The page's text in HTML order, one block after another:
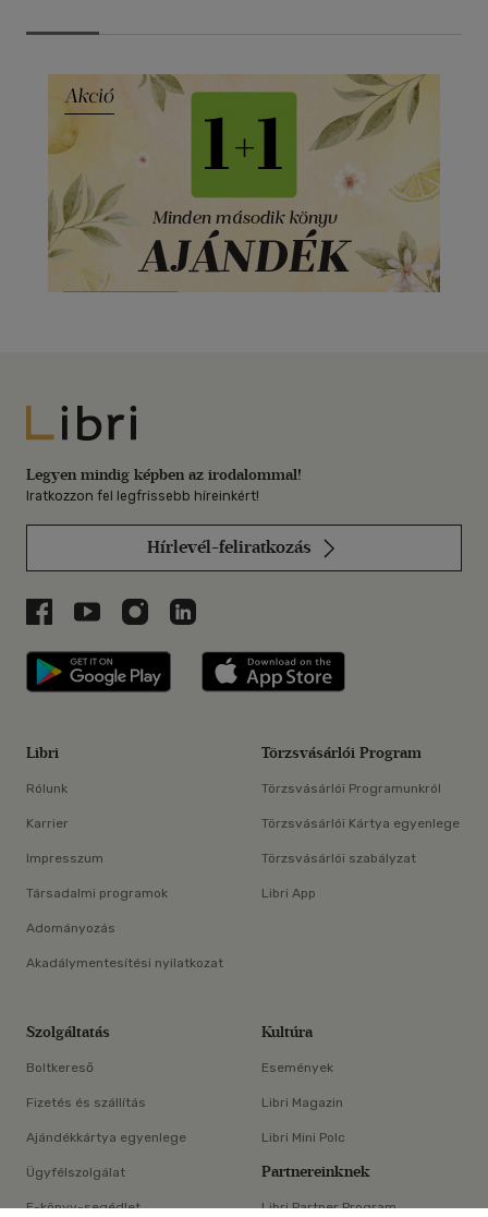
Libri
Legyen mindig képben az irodalommal!
Iratkozzon fel legfrissebb híreinkért!
Hírlevél-feliratkozás
Libri a Facebookon
Libri a Youtube-on
Libri az Instagramon
Libri a LinkedInen
Libri applikáció Szerezd meg: Google
Libri
Rólunk
Karrier
Impresszum
Társadalmi programok
Adományozás
Akadálymentesítési nyilatkozat
Törzsvásárlói Program
Törzsvásárlói Programunkról
Törzsvásárlói Kártya egyenlege
Törzsvásárlói szabályzat
Libri App
Szolgáltatás
Boltkereső
Fizetés és szállítás
Ajándékkártya egyenlege
Ügyfélszolgálat
E-könyv-segédlet
Kultúra
Események
Libri Magazin
Libri Mini Polc
Partnereinknek
Libri Partner Program